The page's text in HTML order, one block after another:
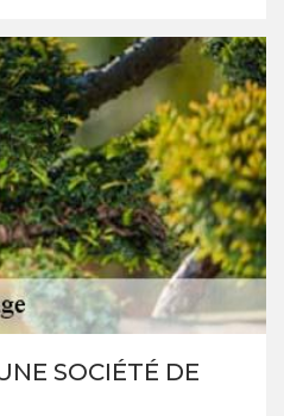
SOCIÉTÉ DE